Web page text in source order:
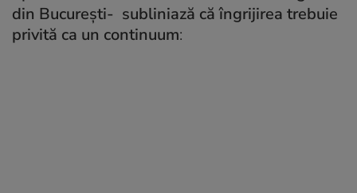
din București- subliniază că îngrijirea trebuie
privită ca un continuum: